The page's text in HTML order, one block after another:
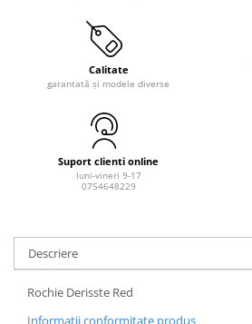
Calitate
garantată și modele diverse
Suport clienti online
luni-vineri 9-17
0754648229
Descriere
Rochie Derisste Red
Informatii conformitate produs